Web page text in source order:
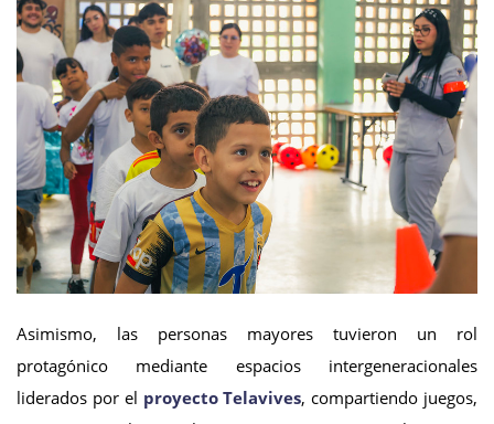
Asimismo, las personas mayores tuvieron un rol
protagónico mediante espacios intergeneracionales
liderados por el proyecto Telavives, compartiendo juegos,